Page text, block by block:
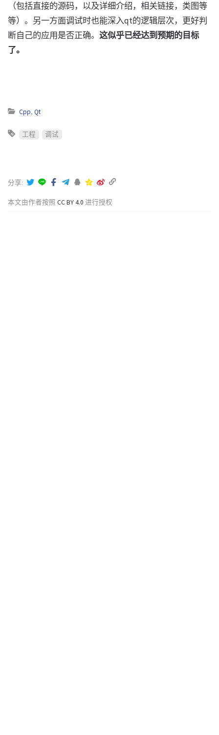
（包括直接的源码，以及详细介绍，相关链接，类图等
等）。另一方面调试时也能深入qt的逻辑层次，更好判
断自己的应用是否正确。 这似乎已经达到预期的目标
了。
Cpp, Qt
工程 调试
本文由作者按照 CC BY 4.0 进行授权
分享